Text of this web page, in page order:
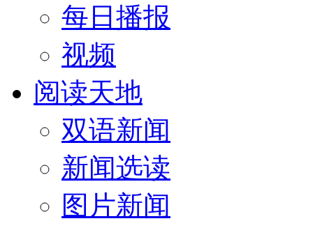
每日播报
视频
阅读天地
双语新闻
新闻选读
图片新闻